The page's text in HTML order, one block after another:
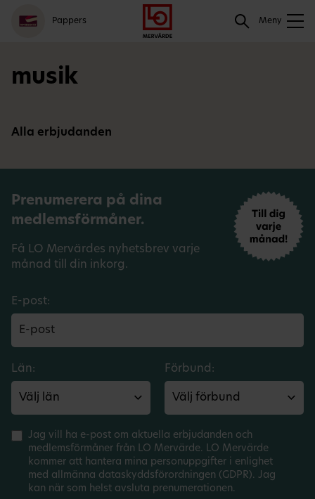
Gå
till
meny
Logga
in
Hoppa
till
innehåll
Pappers Meny
Sök
musik
Alla erbjudanden
Prenumerera på dina
medlemsförmåner.
Få LO Mervärdes nyhetsbrev varje
månad till din inkorg.
E-post:
Län: Förbund:
Jag vill ha e-post om aktuella erbjudanden och
medlemsförmåner från LO Mervärde. LO Mervärde
kommer att hantera mina personuppgifter i enlighet
med allmänna dataskyddsförordningen (GDPR). Jag
kan när som helst avsluta prenumerationen.